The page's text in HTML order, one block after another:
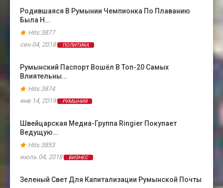
Родившаяся В Румынии Чемпионка По Плаванию
Была Н…
Hits:3877
сен 04, 2018
ПОЛИТИКА
Румынский Паспорт Вошёл В Топ-20 Самых
Влиятельны…
Hits:3874
янв 14, 2019
РУМЫНИЯ
Швейцарская Медиа-Группа Ringier Покупает
Ведущую…
Hits:3853
июль 04, 2018
БИЗНЕС
Зеленый Свет Для Капитализации Румынской Почты